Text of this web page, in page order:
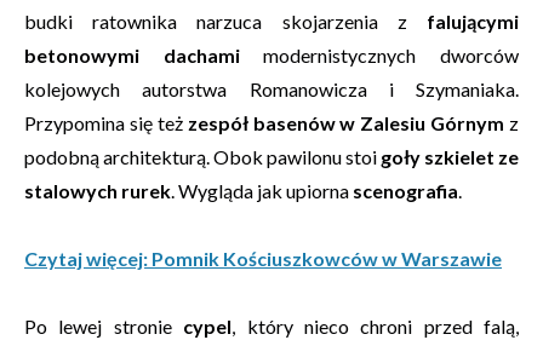
budki ratownika narzuca skojarzenia z falującymi
betonowymi dachamimodernistycznych dworców
kolejowych autorstwa Romanowicza i Szymaniaka.
Przypomina się też zespół basenów w Zalesiu Górnym z
podobną architekturą. Obok pawilonu stoi goły szkielet ze
stalowych rurek. Wygląda jak upiorna scenografia.
Czytaj więcej: Pomnik Kościuszkowców w Warszawie
Po lewej stronie cypel, który nieco chroni przed falą,